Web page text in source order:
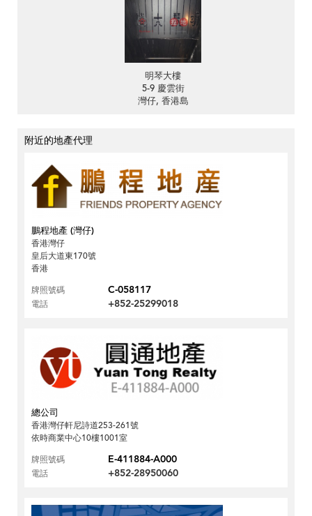
明琴大樓
5-9 慶雲街
灣仔, 香港島
附近的地產代理
鵬程地產 (灣仔)
香港灣仔
皇后大道東170號
香港
牌照號碼
C-058117
電話 +852-25299018
總公司
香港灣仔軒尼詩道253-261號
依時商業中心10樓1001室
牌照號碼
E-411884-A000
電話 +852-28950060